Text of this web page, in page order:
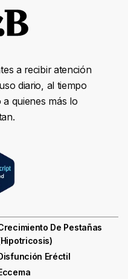
a recibir atención
diario, al tiempo
quienes más lo
De Pestañas
Eréctil